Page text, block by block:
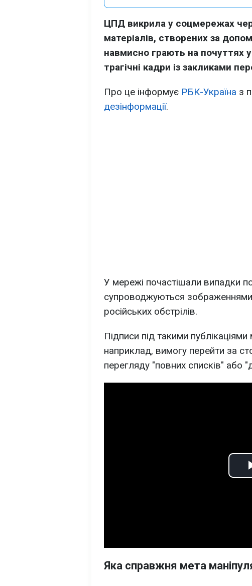
ЦПД викрила у соцмережах
матеріалів, створених за
навмисно грають на почуттях
трагічні кадри із закликами
Про це інформує РБК-Україна з
дезінформації.
У мережі почастішали випадки
супроводжуються зображеннями
російських обстрілів.
Підписи під такими
наприклад, вимогу перейти за
перегляду "повних списків" або
Яка справжня мета